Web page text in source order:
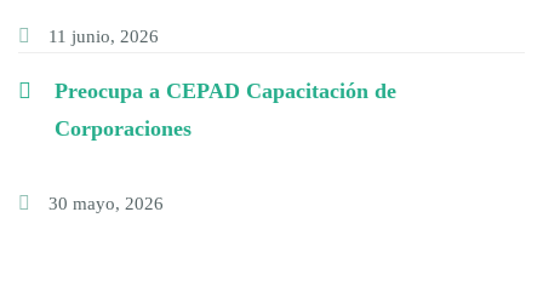
11 junio, 2026
Preocupa a CEPAD Capacitación de
Corporaciones
30 mayo, 2026